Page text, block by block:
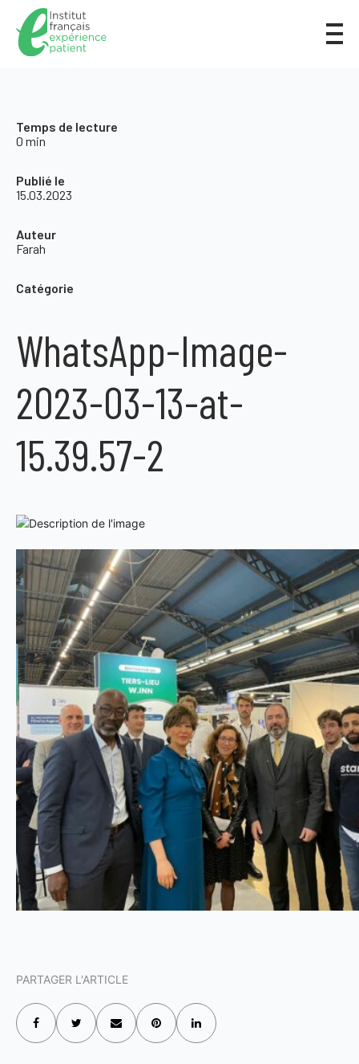
Temps de lecture
0 min
Publié le
15.03.2023
Auteur
Farah
Catégorie
WhatsApp-Image-
2023-03-13-at-
15.39.57-2
PARTAGER L'ARTICLE